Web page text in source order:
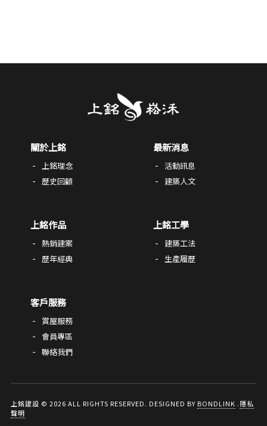
關於上銘
上銘理念
歷史回顧
最新消息
活動訊息
建築人文
上銘作品
熱銷建案
歷年經典
上銘工學
建築工法
生產履歷
客戶服務
賞屋服務
會員專區
聯絡我們
上銘建設 © 2026 ALL RIGHTS RESERVED. DESIGNED BY BONDLINK .隱私
聲明